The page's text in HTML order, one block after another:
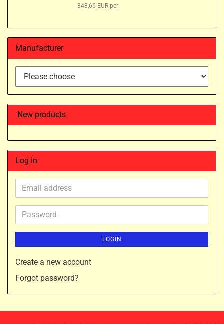
343,66 EUR per
Manufacturer
New products
Log in
Email
address
Password
LOGIN
Create a new account
Forgot password?